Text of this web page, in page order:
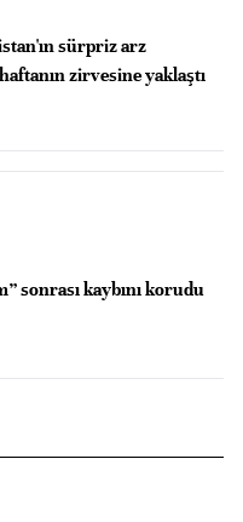
sürpriz arz
haftanın zirvesine yaklaştı
sonrası kaybını korudu